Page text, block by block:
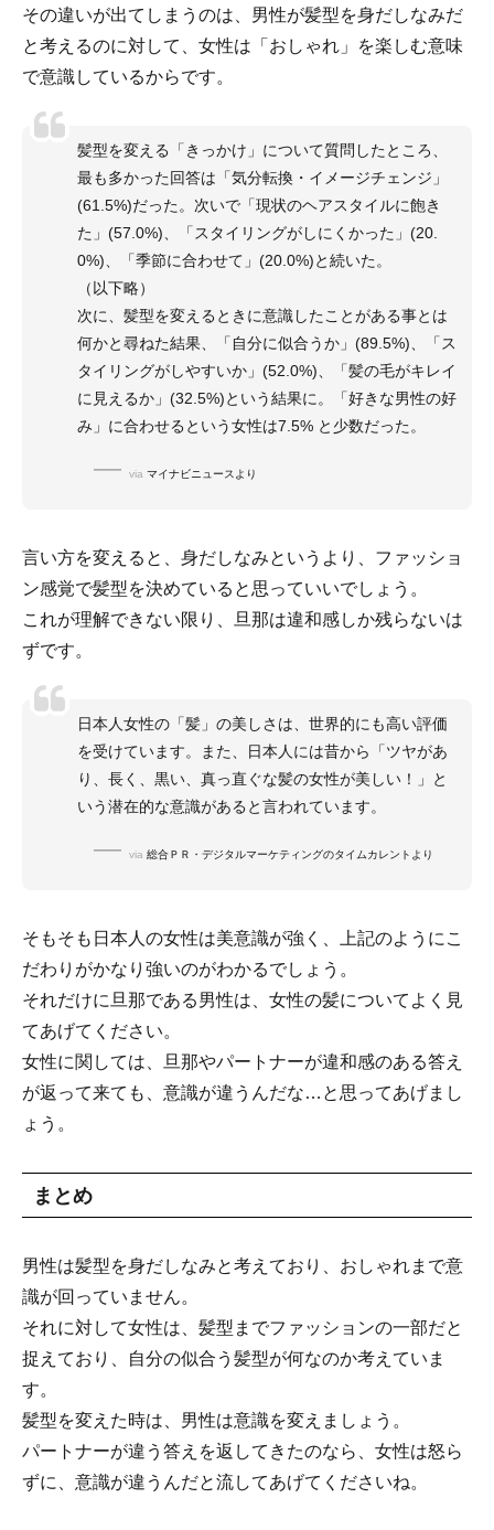
その違いが出てしまうのは、男性が髪型を身だしなみだ
と考えるのに対して、女性は「おしゃれ」を楽しむ意味
で意識しているからです。
髪型を変える「きっかけ」について質問したところ、
最も多かった回答は「気分転換・イメージチェンジ」
(61.5%)だった。次いで「現状のヘアスタイルに飽き
た」(57.0%)、「スタイリングがしにくかった」(20.
0%)、「季節に合わせて」(20.0%)と続いた。
（以下略）
次に、髪型を変えるときに意識したことがある事とは
何かと尋ねた結果、「自分に似合うか」(89.5%)、「ス
タイリングがしやすいか」(52.0%)、「髪の毛がキレイ
に見えるか」(32.5%)という結果に。「好きな男性の好
み」に合わせるという女性は7.5% と少数だった。
via マイナビニュースより
言い方を変えると、身だしなみというより、ファッショ
ン感覚で髪型を決めていると思っていいでしょう。
これが理解できない限り、旦那は違和感しか残らないは
ずです。
日本人女性の「髪」の美しさは、世界的にも高い評価
を受けています。また、日本人には昔から「ツヤがあ
り、長く、黒い、真っ直ぐな髪の女性が美しい！」と
いう潜在的な意識があると言われています。
via 総合ＰＲ・デジタルマーケティングのタイムカレントより
そもそも日本人の女性は美意識が強く、上記のようにこ
だわりがかなり強いのがわかるでしょう。
それだけに旦那である男性は、女性の髪についてよく見
てあげてください。
女性に関しては、旦那やパートナーが違和感のある答え
が返って来ても、意識が違うんだな…と思ってあげまし
ょう。
まとめ
男性は髪型を身だしなみと考えており、おしゃれまで意
識が回っていません。
それに対して女性は、髪型までファッションの一部だと
捉えており、自分の似合う髪型が何なのか考えていま
す。
髪型を変えた時は、男性は意識を変えましょう。
パートナーが違う答えを返してきたのなら、女性は怒ら
ずに、意識が違うんだと流してあげてくださいね。